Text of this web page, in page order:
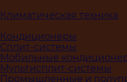
Климатическая техника
Кондиционеры
Сплит-системы
Мобильные
Мультисплит-системы
Промышленные и